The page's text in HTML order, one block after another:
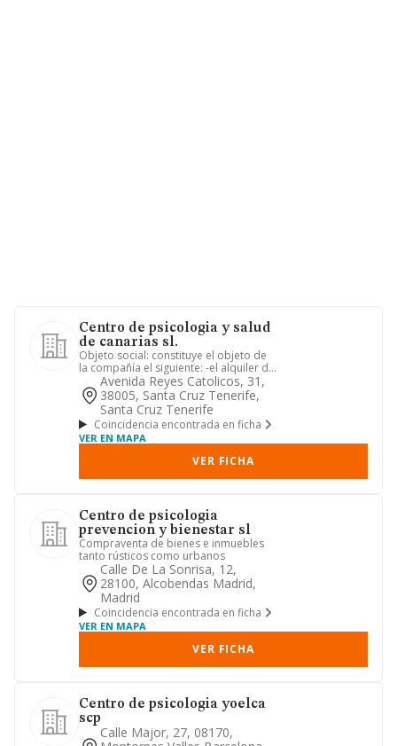
Centro de psicologia y salud
de canarias sl.
Objeto social: constituye el objeto de
la compañía el siguiente: -el alquiler de
toda clase de bien...
Avenida Reyes Catolicos, 31,
38005, Santa Cruz Tenerife,
Santa Cruz Tenerife
Coincidencia encontrada en ficha
VER EN MAPA
VER FICHA
Centro de psicologia
prevencion y bienestar sl
Compraventa de bienes e inmuebles
tanto rústicos como urbanos
Calle De La Sonrisa, 12,
28100, Alcobendas Madrid,
Madrid
Coincidencia encontrada en ficha
VER EN MAPA
VER FICHA
Centro de psicologia yoelca
scp
Calle Major, 27, 08170,